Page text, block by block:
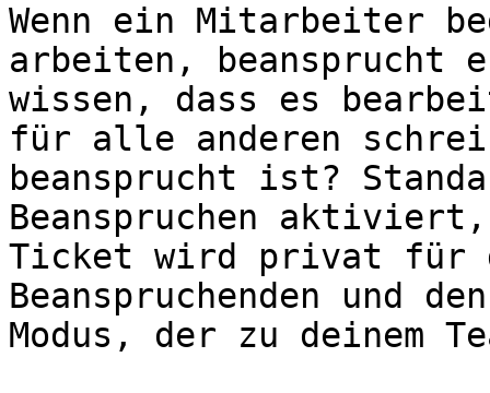
Wenn ein Mitarbeiter
arbeiten, beansprucht
wissen, dass es
für alle anderen
beansprucht ist?
Beanspruchen
Ticket wird privat für
Beanspruchenden und
Modus, der zu deinem